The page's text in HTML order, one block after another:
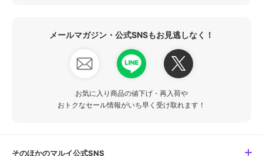
メールマガジン・公式SNSもお見逃しなく！
お気に入り商品の値下げ・再入荷や
おトクなセール情報がいち早く受け取れます！
そのほかのマルイ公式SNS